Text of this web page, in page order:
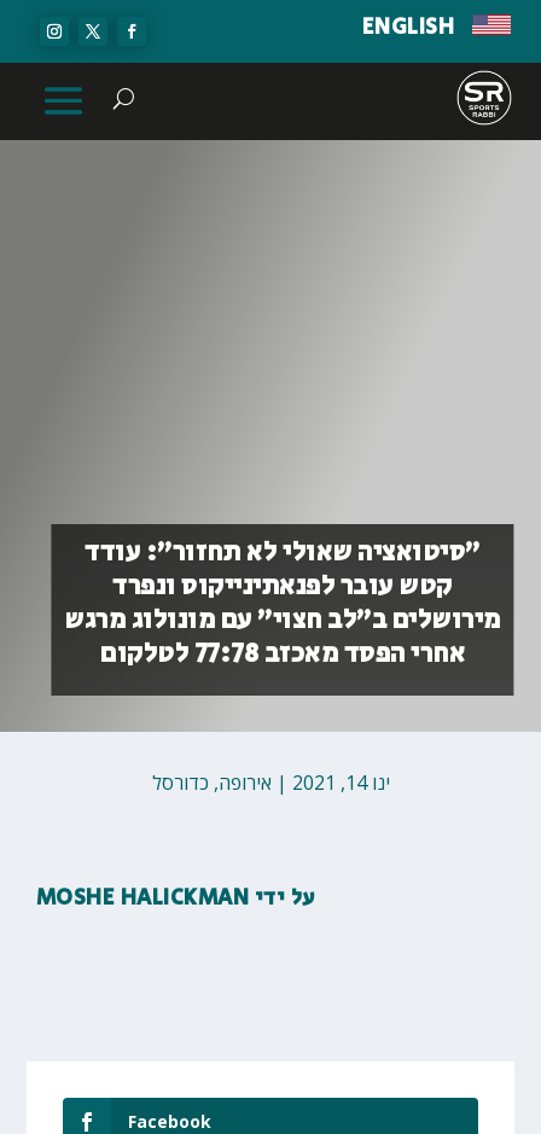
ENGLISH
”סיטואציה שאולי לא תחזור”: עודד
קטש עובר לפנאתינייקוס ונפרד
מירושלים ב”לב חצוי” עם מונולוג מרגש
אחרי הפסד מאכזב 77:78 לטלקום
ינו 14, 2021 | אירופה, כדורסל
על ידי MOSHE HALICKMAN
Facebook